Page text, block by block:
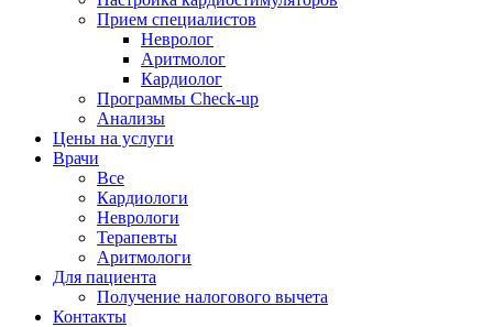
Прием специалистов
Невролог
Аритмолог
Кардиолог
Программы Check-up
Анализы
Цены на услуги
Врачи
Все
Кардиологи
Неврологи
Терапевты
Аритмологи
Для пациента
Получение налогового вычета
Контакты